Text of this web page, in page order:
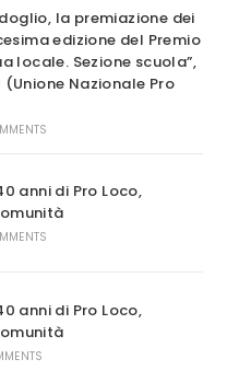
la premiazione dei
edizione del Premio
locale. Sezione scuola”,
(Unione Nazionale Pro
anni di Pro Loco,
anni di Pro Loco,